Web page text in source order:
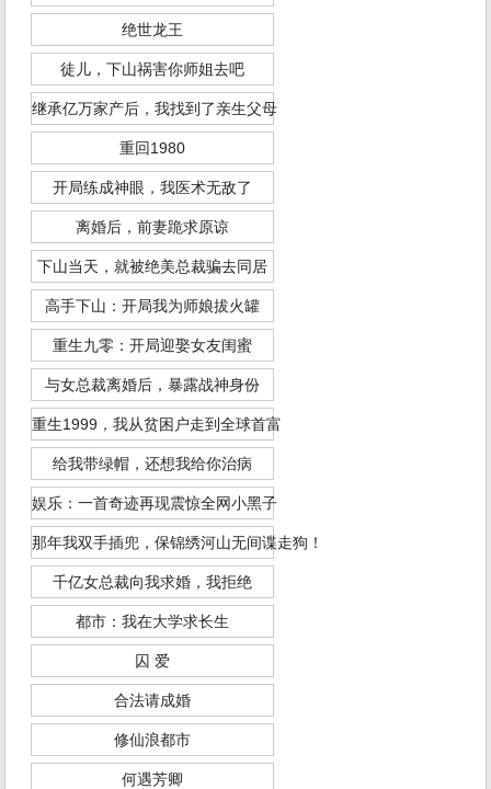
绝世龙王
徒儿，下山祸害你师姐去吧
继承亿万家产后，我找到了亲生父母
重回1980
开局练成神眼，我医术无敌了
离婚后，前妻跪求原谅
下山当天，就被绝美总裁骗去同居
高手下山：开局我为师娘拔火罐
重生九零：开局迎娶女友闺蜜
与女总裁离婚后，暴露战神身份
重生1999，我从贫困户走到全球首富
给我带绿帽，还想我给你治病
娱乐：一首奇迹再现震惊全网小黑子
那年我双手插兜，保锦绣河山无间谍走狗！
千亿女总裁向我求婚，我拒绝
都市：我在大学求长生
囚 爱
合法请成婚
修仙浪都市
何遇芳卿